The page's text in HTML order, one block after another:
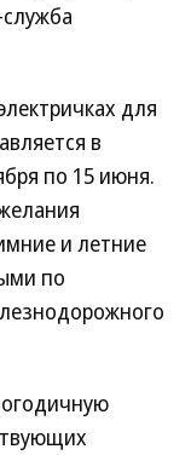
для
в
по 15 июня.
и летние
по